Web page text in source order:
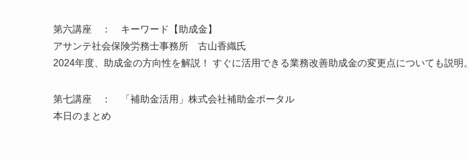
第六講座 ： キーワード【助成金】
アサンテ社会保険労務士事務所 古山香織氏
2024年度、助成金の方向性を解説！ すぐに活用できる業務改善助成金の変更点についても説明。
第七講座 ： 「補助金活用」株式会社補助金ポータル
本日のまとめ